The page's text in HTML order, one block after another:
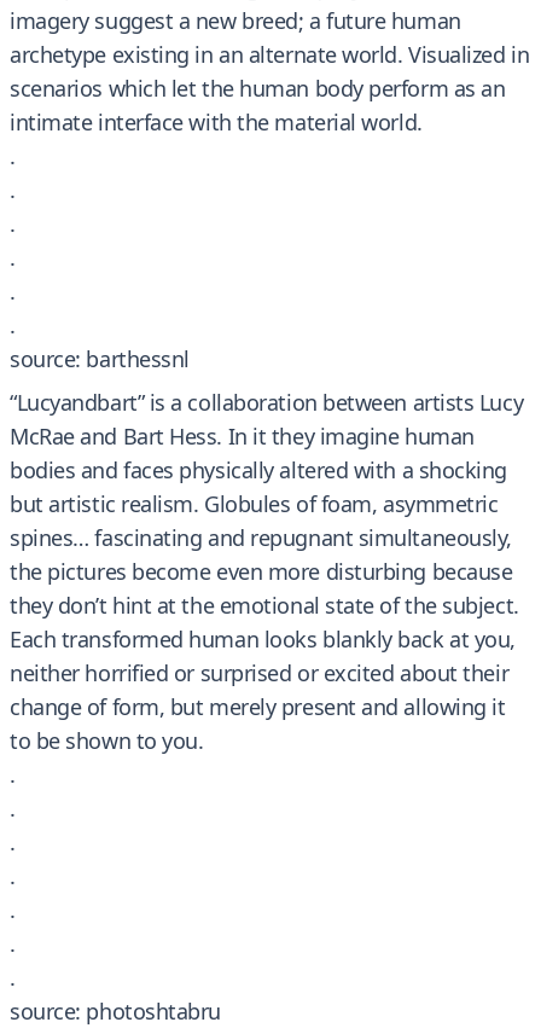
imagery suggest a new breed; a future human
archetype existing in an alternate world. Visualized in
scenarios which let the human body perform as an
intimate interface with the material world.
.
.
.
.
.
.
source: barthessnl
“Lucyandbart” is a collaboration between artists Lucy
McRae and Bart Hess. In it they imagine human
bodies and faces physically altered with a shocking
but artistic realism. Globules of foam, asymmetric
spines… fascinating and repugnant simultaneously,
the pictures become even more disturbing because
they don’t hint at the emotional state of the subject.
Each transformed human looks blankly back at you,
neither horrified or surprised or excited about their
change of form, but merely present and allowing it
to be shown to you.
.
.
.
.
.
.
.
source: photoshtabru